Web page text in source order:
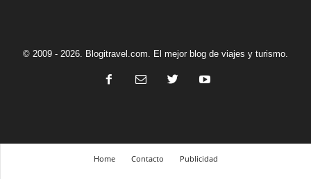
© 2009 - 2026. Blogitravel.com. El mejor blog de viajes y turismo.
Home Contacto Publicidad